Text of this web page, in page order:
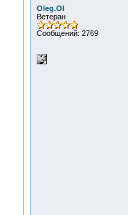
Oleg.Ol
Ветеран
Сообщений: 2769